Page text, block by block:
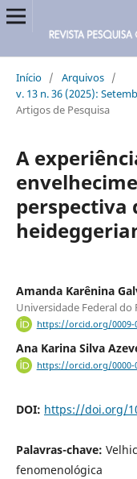
Início / Arquivos /
v. 13 n. 36 (2025):
Artigos de Pesquisa
A
perspectiva
Amanda Karênina
Universidade Federal do
https://orcid.org/0009-
Ana Karina Silva
https://orcid.org/0000-
DOI: https://doi.org/
Palavras-chave:
fenomenológica